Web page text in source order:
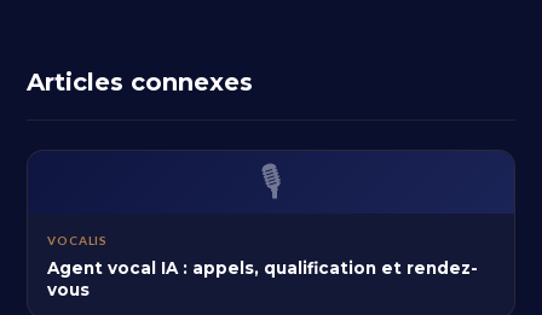
Articles connexes
🎙️
VOCALIS
Agent vocal IA : appels, qualification et rendez-
vous